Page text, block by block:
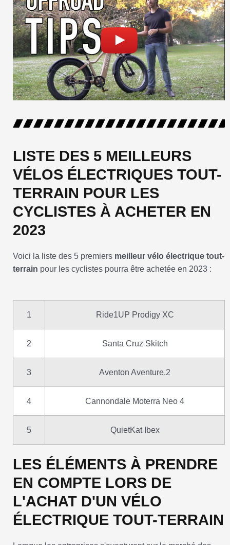
LISTE DES 5 MEILLEURS
VÉLOS ÉLECTRIQUES TOUT-
TERRAIN POUR LES
CYCLISTES À ACHETER EN
2023
Voici la liste des 5 premiers meilleur vélo électrique tout-
terrain pour les cyclistes pourra être achetée en 2023 :
1 Ride1UP Prodigy XC
2 Santa Cruz Skitch
3 Aventon Aventure.2
4 Cannondale Moterra Neo 4
5 QuietKat Ibex
LES ÉLÉMENTS À PRENDRE
EN COMPTE LORS DE
L'ACHAT D'UN VÉLO
ÉLECTRIQUE TOUT-TERRAIN